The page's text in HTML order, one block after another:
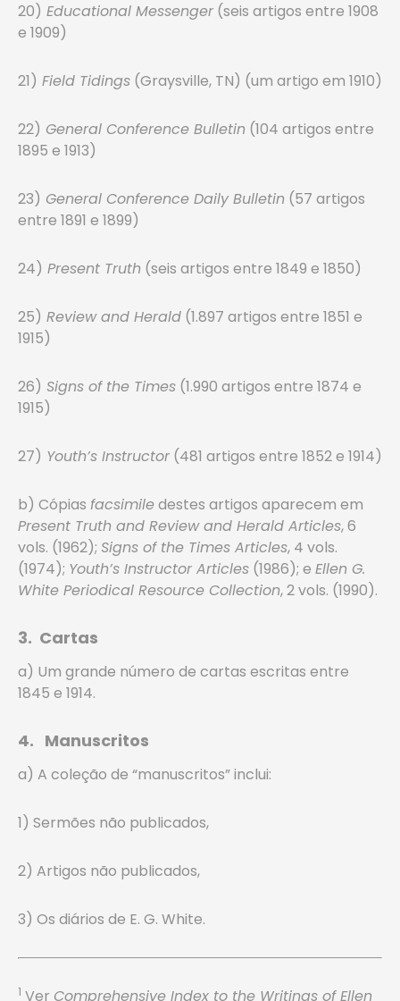
20) Educational Messenger (seis artigos entre 1908
e 1909)
21) Field Tidings (Graysville, TN) (um artigo em 1910)
22) General Conference Bulletin (104 artigos entre
1895 e 1913)
23) General Conference Daily Bulletin (57 artigos
entre 1891 e 1899)
24) Present Truth (seis artigos entre 1849 e 1850)
25) Review and Herald (1.897 artigos entre 1851 e
1915)
26) Signs of the Times (1.990 artigos entre 1874 e
1915)
27) Youth’s Instructor (481 artigos entre 1852 e 1914)
b) Cópias facsimiledestes artigos aparecem em
Present Truth and Review and Herald Articles, 6
vols. (1962); Signs of the Times Articles, 4 vols.
(1974); Youth’s Instructor Articles (1986); e Ellen G.
White Periodical Resource Collection, 2 vols. (1990).
3. Cartas
a) Um grande número de cartas escritas entre
1845 e 1914.
4. Manuscritos
a) A coleção de “manuscritos” inclui:
1) Sermões não publicados,
2) Artigos não publicados,
3) Os diários de E. G. White.
1 Ver Comprehensive Index to the Writings of Ellen